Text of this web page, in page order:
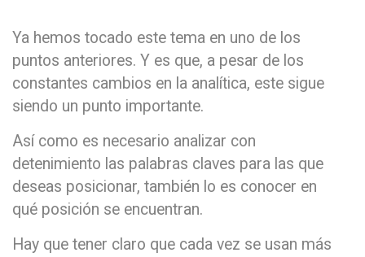
Ya hemos tocado este tema en uno de los
puntos anteriores. Y es que, a pesar de los
constantes cambios en la analítica, este sigue
siendo un punto importante.
Así como es necesario analizar con
detenimiento las palabras claves para las que
deseas posicionar, también lo es conocer en
qué posición se encuentran.
Hay que tener claro que cada vez se usan más